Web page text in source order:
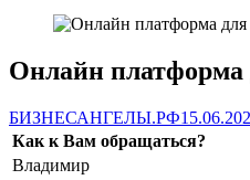
Онлайн платформа
БИЗНЕСАНГЕЛЫ.РФ
Как к Вам обращаться?
Владимир